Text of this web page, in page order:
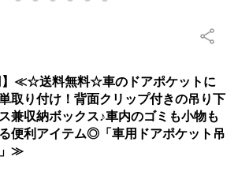
】≪☆送料無料☆車のドアポケットに
取り付け！背面クリップ付きの吊り下
兼収納ボックス♪車内のゴミも小物も
便利アイテム◎「車用ドアポケット吊
」≫